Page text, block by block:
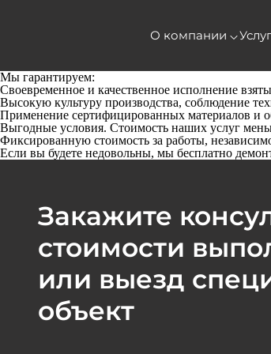
О компании
Мы гарантируем:
Своевременное и качественное исполнение
Высокую культуру производства, соблюдение
Применение сертифицированных материалов и
Выгодные условия. Стоимость наших услуг
Фиксированную стоимость за работы,
Если вы будете недовольны, мы бесплатно
Закажите
стоимости
или выезд
объект